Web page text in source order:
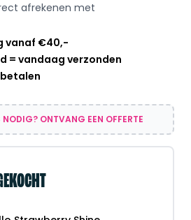
afrekenen met
vanaf €40,-
= vandaag verzonden
NODIG? ONTVANG EEN OFFERTE